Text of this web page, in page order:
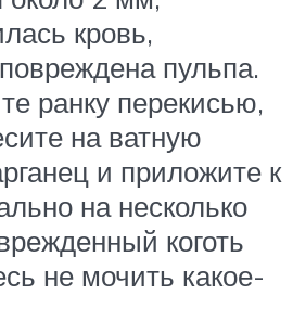
кровь,
пульпа.
ранку перекисью,
на ватную
и приложите к
на несколько
коготь
не мочить какое-